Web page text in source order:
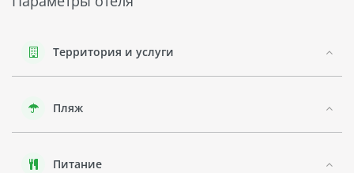
есть прекрасный пляж, где можно позагорать и поплавать
Фантьет - это живописный город на юге Вьетнама с
курортов этого района.
Вьетнам.
Территория и услуги
Пляж
Питание